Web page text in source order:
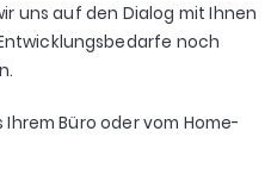
uns auf den Dialog mit Ihnen
noch
Büro oder vom Home-